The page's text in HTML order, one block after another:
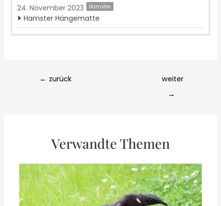
24. November 2023 Hamster
Hamster Hängematte
← zurück
weiter
→
Verwandte Themen